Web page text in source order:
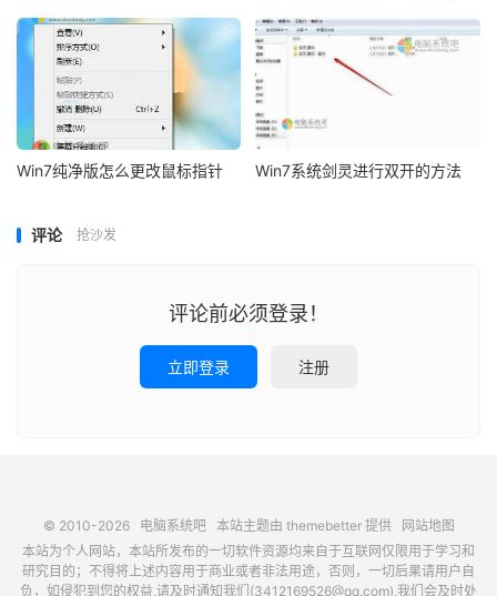
Win7纯净版怎么更改鼠标指针 Win7系统剑灵进行双开的方法
评论 抢沙发
评论前必须登录！
立即登录 注册
© 2010-2026 电脑系统吧本站主题由 themebetter提供
网站地图
本站为个人网站，本站所发布的一切软件资源均来自于互联网仅限用于学习和
研究目的；不得将上述内容用于商业或者非法用途，否则，一切后果请用户自
负，如侵犯到您的权益,请及时通知我们(3412169526@qq.com),我们会及时处